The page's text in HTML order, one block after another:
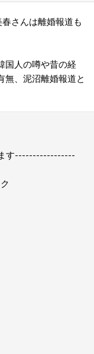
さんは離婚報道も
国人の噂や昔の経
無、泥沼離婚報道と
す-----------------